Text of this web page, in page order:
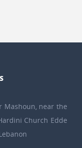
Mashoun, near the
Church Edde